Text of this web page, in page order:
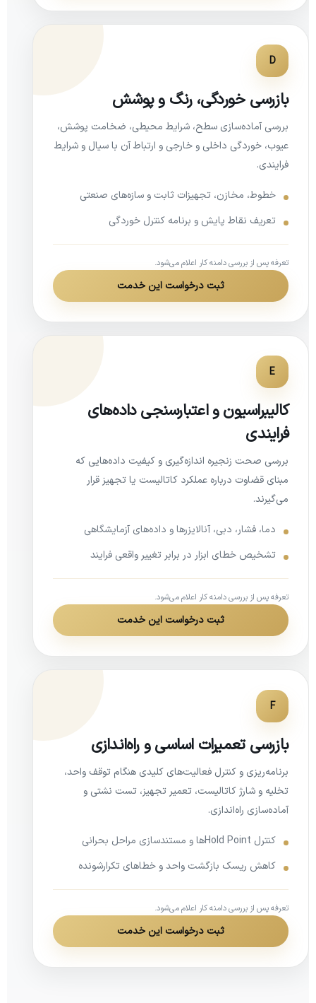
D
بازرسی خوردگی، رنگ و پوشش
بررسی آماده‌سازی سطح، شرایط محیطی، ضخامت پوشش،
عیوب، خوردگی داخلی و خارجی و ارتباط آن با سیال و شرایط
فرایندی.
خطوط، مخازن، تجهیزات ثابت و سازه‌های صنعتی
تعریف نقاط پایش و برنامه کنترل خوردگی
تعرفه پس از بررسی دامنه کار اعلام می‌شود.
ثبت درخواست این خدمت
E
کالیبراسیون و اعتبارسنجی داده‌های
فرایندی
بررسی صحت زنجیره اندازه‌گیری و کیفیت داده‌هایی که
مبنای قضاوت درباره عملکرد کاتالیست یا تجهیز قرار
می‌گیرند.
دما، فشار، دبی، آنالایزرها و داده‌های آزمایشگاهی
تشخیص خطای ابزار در برابر تغییر واقعی فرایند
تعرفه پس از بررسی دامنه کار اعلام می‌شود.
ثبت درخواست این خدمت
F
بازرسی تعمیرات اساسی و راه‌اندازی
برنامه‌ریزی و کنترل فعالیت‌های کلیدی هنگام توقف واحد،
تخلیه و شارژ کاتالیست، تعمیر تجهیز، تست نشتی و
آماده‌سازی راه‌اندازی.
کنترل Hold Pointها و مستندسازی مراحل بحرانی
کاهش ریسک بازگشت واحد و خطاهای تکرارشونده
تعرفه پس از بررسی دامنه کار اعلام می‌شود.
ثبت درخواست این خدمت